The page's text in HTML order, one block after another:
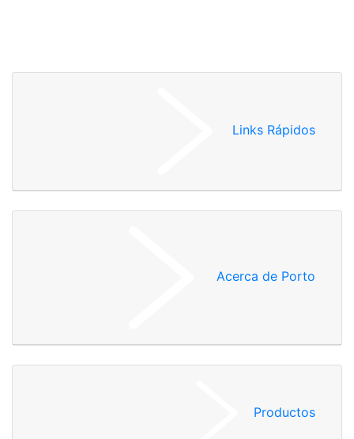
Links Rápidos
Acerca de Porto
Productos